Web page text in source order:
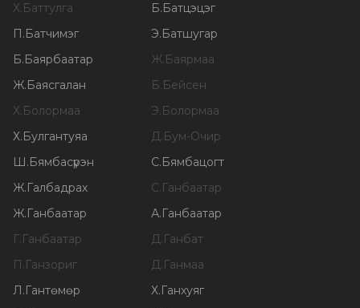
Х.Баттулга Б.Батцэцэг
П.Батчимэг Э.Батшугар
Б.Баярбаатар Ж.Баярмаа
Ж.Баясгалан Б.Бейсен
Х.Болормаа Э.Болормаа
Х.Булгантуяа Д.Бум-Очир
Ш.Бямбасүрэн С.Бямбацогт
Ж.Галбадрах С.Ганбаатар
Ж.Ганбаатар А.Ганбаатар
Г.Ганбаатар Д.Ганбат
П.Ганзориг Д.Ганмаа
Л.Гантөмөр Х.Ганхуяг